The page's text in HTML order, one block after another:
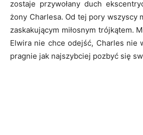
zostaje przywołany duch
żony Charlesa. Od tej pory wszyscy
zaskakującym miłosnym trójkątem.
Elwira nie chce odejść, Charles nie
pragnie jak najszybciej pozbyć się